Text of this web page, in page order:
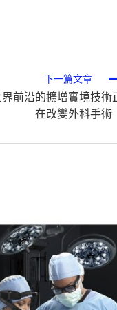
下一篇文章
前沿的擴增實境技術
在改變外科手術